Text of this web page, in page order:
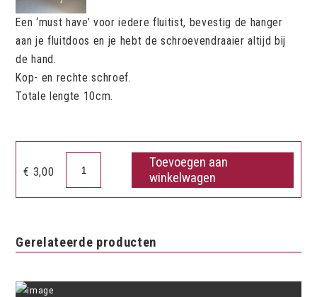
Een ‘must have’ voor iedere fluitist, bevestig de hanger
aan je fluitdoos en je hebt de schroevendraaier altijd bij
de hand.
Kop- en rechte schroef.
Totale lengte 10cm.
€ 3,00
schroevendraaiertje
sleutelhanger
Toevoegen aan
winkelwagen
Gerelateerde producten